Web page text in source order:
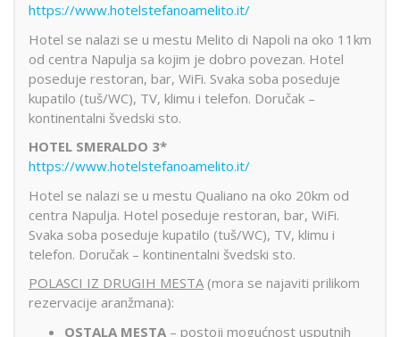
https://www.hotelstefanoamelito.it/
Hotel se nalazi se u mestu Melito di Napoli na oko 11km
od centra Napulja sa kojim je dobro povezan. Hotel
poseduje restoran, bar, WiFi. Svaka soba poseduje
kupatilo (tuš/WC), TV, klimu i telefon. Doručak –
kontinentalni švedski sto.
HOTEL SMERALDO 3*
https://www.hotelstefanoamelito.it/
Hotel se nalazi se u mestu Qualiano na oko 20km od
centra Napulja. Hotel poseduje restoran, bar, WiFi.
Svaka soba poseduje kupatilo (tuš/WC), TV, klimu i
telefon. Doručak – kontinentalni švedski sto.
POLASCI IZ DRUGIH MESTA(mora se najaviti prilikom
rezervacije aranžmana):
OSTALA MESTA – postoji mogućnost usputnih